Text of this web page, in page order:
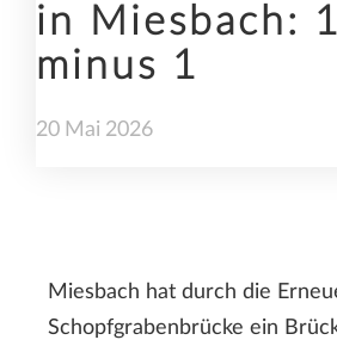
in Miesbach:
minus 1
20 Mai 2026
Miesbach hat durch die
Schopfgrabenbrücke ein